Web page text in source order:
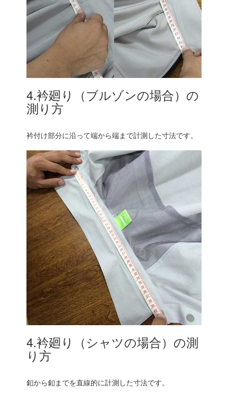
4.衿廻り（ブルゾンの場合）の
測り方
衿付け部分に沿って端から端まで計測した寸法です。
4.衿廻り（シャツの場合）の測
り方
釦から釦までを直線的に計測した寸法です。